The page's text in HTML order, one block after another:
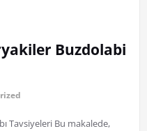
Buzdolabi
Tavsiyeleri Bu makalede,